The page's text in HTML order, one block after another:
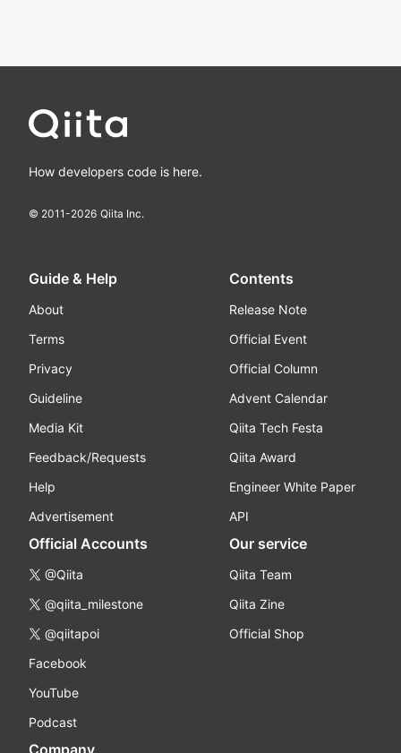
How developers code is here.
© 2011-2026 Qiita Inc.
Guide & Help
About
Terms
Privacy
Guideline
Media Kit
Feedback/Requests
Help
Advertisement
Contents
Release Note
Official Event
Official Column
Advent Calendar
Qiita Tech Festa
Qiita Award
Engineer White Paper
API
Official Accounts
@Qiita
@qiita_milestone
@qiitapoi
Facebook
YouTube
Podcast
Our service
Qiita Team
Qiita Zine
Official Shop